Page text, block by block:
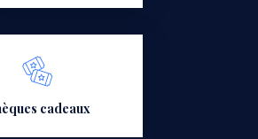
cadeaux